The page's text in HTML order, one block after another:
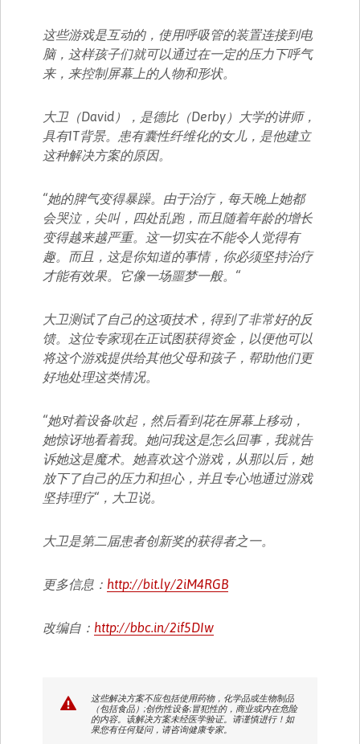
这些游戏是互动的，使用呼吸管的装置连接到电
脑，这样孩子们就可以通过在一定的压力下呼气
来，来控制屏幕上的人物和形状。
大卫（David），是德比（Derby）大学的讲师，
具有IT背景。患有囊性纤维化的女儿，是他建立
这种解决方案的原因。
“她的脾气变得暴躁。由于治疗，每天晚上她都
会哭泣，尖叫，四处乱跑，而且随着年龄的增长
变得越来越严重。这一切实在不能令人觉得有
趣。而且，这是你知道的事情，你必须坚持治疗
才能有效果。它像一场噩梦一般。“
大卫测试了自己的这项技术，得到了非常好的反
馈。这位专家现在正试图获得资金，以便他可以
将这个游戏提供给其他父母和孩子，帮助他们更
好地处理这类情况。
“她对着设备吹起，然后看到花在屏幕上移动，
她惊讶地看着我。她问我这是怎么回事，我就告
诉她这是魔术。她喜欢这个游戏，从那以后，她
放下了自己的压力和担心，并且专心地通过游戏
坚持理疗“，大卫说。
大卫是第二届患者创新奖的获得者之一。
更多信息： http://bit.ly/2iM4RGB
改编自： http://bbc.in/2if5DIw
这些解决方案不应包括使用药物，化学品或生物制品
（包括食品）;创伤性设备;冒犯性的，商业或内在危险
的内容。该解决方案未经医学验证。请谨慎进行！如
果您有任何疑问，请咨询健康专家。